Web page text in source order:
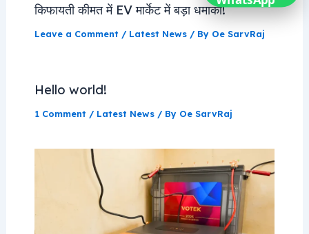
किफायती कीमत में EV मार्केट में बड़ा धमाका!
Leave a Comment / Latest News/ By Oe SarvRaj
Hello world!
1 Comment / Latest News/ By Oe SarvRaj